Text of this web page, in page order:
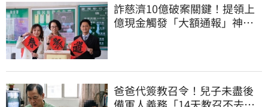
詐慈濟10億破案關鍵！提領上
億現金觸發「大額通報」神鬼
爸爸代簽教召令！兒子未盡後
備軍人義務「14天教召不去」